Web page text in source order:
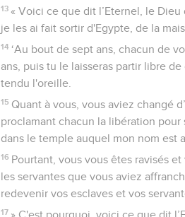
13 « Voici ce que dit l’Eternel, le
je les ai fait sortir d'Egypte, de la
14 ‘Au bout de sept ans, chacun de
ans, puis tu le laisseras partir libre
tendu l'oreille.
15 Quant à vous, vous aviez changé
proclamant chacun la libération
dans le temple auquel mon nom est
16 Pourtant, vous vous êtes ravisés
les servantes que vous aviez
redevenir vos esclaves et vos
17 » C'est pourquoi, voici ce que dit